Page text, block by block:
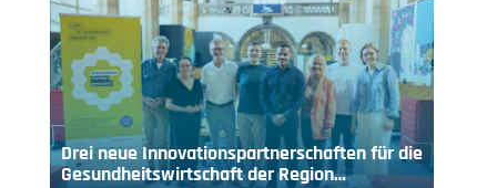
Drei neue Innovationspartnerschaften für die
Gesundheitswirtschaft der Region…